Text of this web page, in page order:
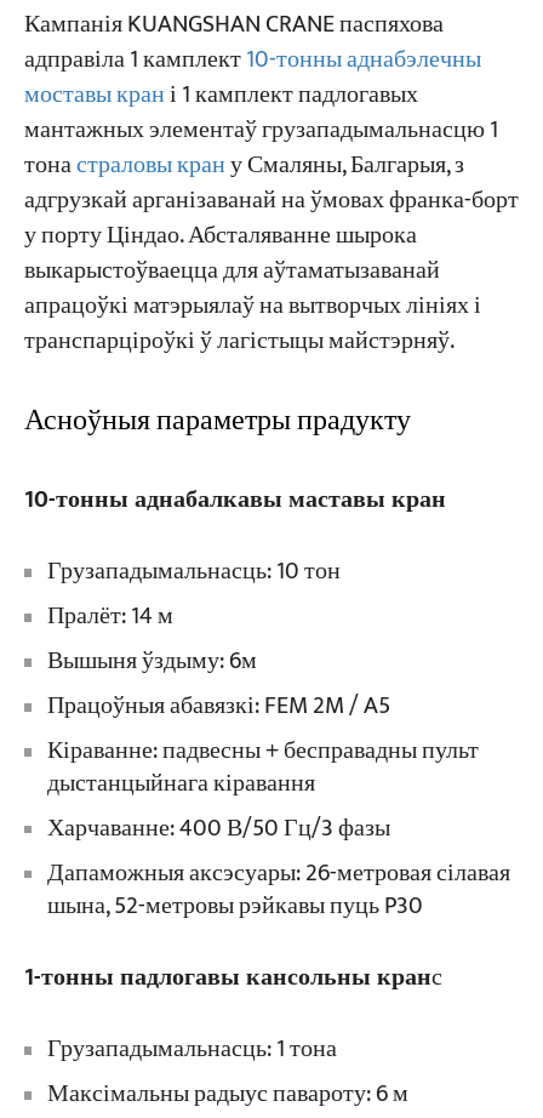
Праекты
Блогі
Навіны
Праграмы
Пра нас
Звяжыцеся з намі
Кампанія KUANGSHAN CRANE паспяхова
адправіла 1 камплект10-тонны аднабэлечны
моставы крані 1 камплект падлогавых
мантажных элементаў грузападымальнасцю 1
тонастраловы крану Смаляны, Балгарыя, з
адгрузкай арганізаванай на ўмовах франка-борт
у порту Ціндао. Абсталяванне шырока
выкарыстоўваецца для аўтаматызаванай
апрацоўкі матэрыялаў на вытворчых лініях і
транспарціроўкі ў лагістыцы майстэрняў.
Асноўныя параметры прадукту
10-тонны аднабалкавы маставы кран
Грузападымальнасць: 10 тон
Пралёт: 14 м
Вышыня ўздыму: 6м
Працоўныя абавязкі: FEM 2M / A5
Кіраванне: падвесны + бесправадны пульт
дыстанцыйнага кіравання
Харчаванне: 400 В/50 Гц/3 фазы
Дапаможныя аксэсуары: 26-метровая сілавая
шына, 52-метровы рэйкавы пуць P30
1-тонны падлогавы кансольны кранс
Грузападымальнасць: 1 тона
Максімальны радыус павароту: 6 м